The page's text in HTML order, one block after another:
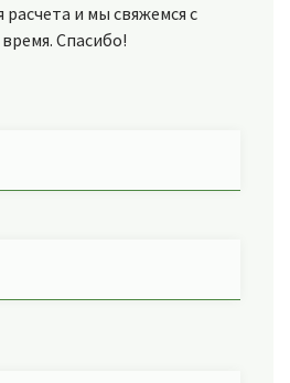
расчета и мы свяжемся с
Спасибо!